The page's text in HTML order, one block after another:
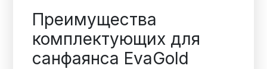
Преимущества
комплектующих для
санфаянса EvaGold